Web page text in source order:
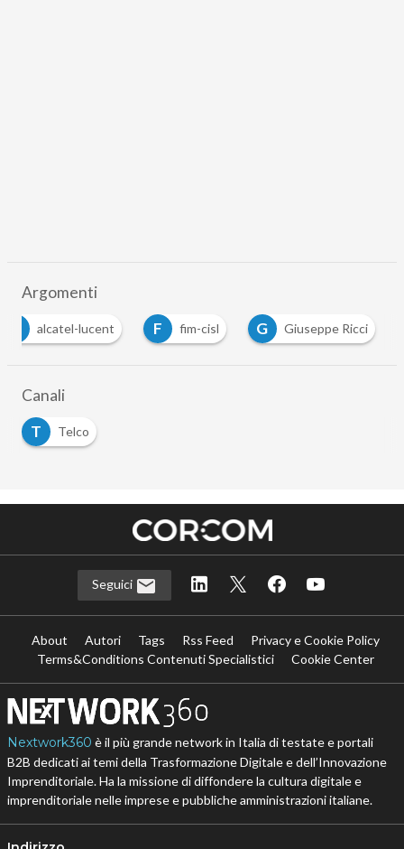
Argomenti
alcatel-lucent F fim-cisl G
Giuseppe Ricci
Canali
T
Telco
Seguici
About Autori Tags Rss Feed
Privacy e Cookie Policy
Terms&Conditions Contenuti Specialistici
Cookie Center
Nextwork360 è il più grande network in Italia di testate e portali
B2B dedicati ai temi della Trasformazione Digitale e dell’Innovazione
Imprenditoriale. Ha la missione di diffondere la cultura digitale e
imprenditoriale nelle imprese e pubbliche amministrazioni italiane.